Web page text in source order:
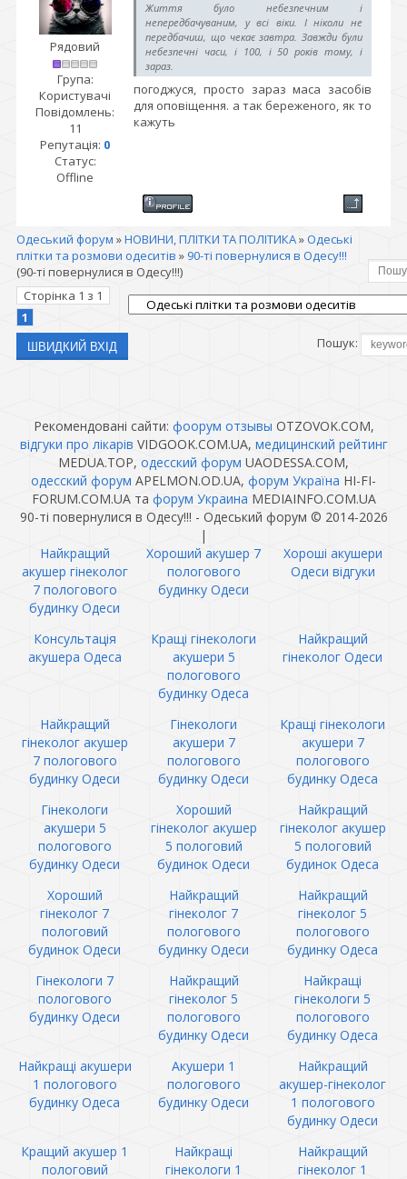
Рядовий
Група:
Користувачі
Повідомлень:
11
Репутація: 0
Статус:
Offline
Життя було небезпечним і
непередбачуваним, у всі віки. І ніколи не
передбачиш, що чекає завтра. Завжди були
небезпечні часи, і 100, і 50 років тому, і
зараз.
погоджуся, просто зараз маса засобів
для оповіщення. а так береженого, як то
кажуть
Одеський форум »НОВИНИ, ПЛІТКИ ТА ПОЛІТИКА»Одеські
плітки та розмови одеситів » 90-ті повернулися в Одесу!!!
(90-ті повернулися в Одесу!!!)
Сторінка 1 з 1
1
Пошук:
Рекомендовані сайти: фоорум отзывы OTZOVOK.COM,
відгуки про лікарів VIDGOOK.COM.UA, медицинский рейтинг
MEDUA.TOP, одесский форум UAODESSA.COM,
одесский форум APELMON.OD.UA, форум Україна HI-FI-
FORUM.COM.UA та форум Украина MEDIAINFO.COM.UA
90-ті повернулися в Одесу!!! - Одеський форум © 2014-2026
|
Найкращий
акушер гінеколог
7 пологового
будинку Одеси
Хороший акушер 7
пологового
будинку Одеси
Хороші акушери
Одеси відгуки
Консультація
акушера Одеса
Кращі гінекологи
акушери 5
пологового
будинку Одеса
Найкращий
гінеколог Одеси
Найкращий
гінеколог акушер
7 пологового
будинку Одеси
Гінекологи
акушери 7
пологового
будинку Одеси
Кращі гінекологи
акушери 7
пологового
будинку Одеса
Гінекологи
акушери 5
пологового
будинку Одеси
Хороший
гінеколог акушер
5 пологовий
будинок Одеси
Найкращий
гінеколог акушер
5 пологовий
будинок Одеса
Хороший
гінеколог 7
пологовий
будинок Одеси
Найкращий
гінеколог 7
пологового
будинку Одеси
Найкращий
гінеколог 5
пологового
будинку Одеса
Гінекологи 7
пологового
будинку Одеси
Найкращий
гінеколог 5
пологового
будинку Одеси
Найкращі
гінекологи 5
пологового
будинку Одеса
Найкращі акушери
1 пологового
будинку Одеса
Акушери 1
пологового
будинку Одеси
Найкращий
акушер-гінеколог
1 пологового
будинку Одеси
Кращий акушер 1
пологовий
Найкращі
гінекологи 1
Найкращий
гінеколог 1